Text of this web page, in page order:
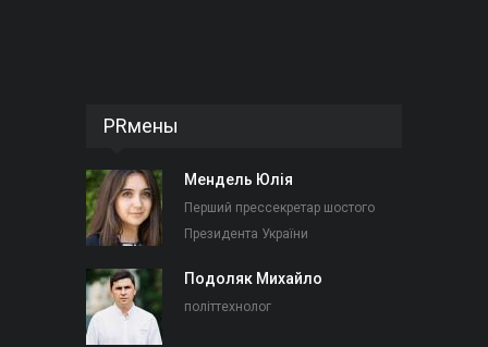
PRмены
Мендель Юлія
Перший прессекретар шостого
Президента України
Подоляк Михайло
політтехнолог